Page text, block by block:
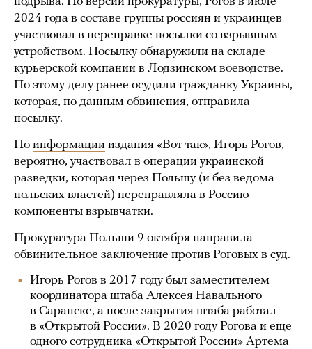
2024 года в составе группы россиян и украинцев
участвовал в переправке посылки со взрывным
устройством. Посылку обнаружили на складе
курьерской компании в Лодзинском воеводстве.
По этому делу ранее осудили гражданку Украины,
которая, по данным обвинения, отправила
посылку.
По информации издания «Вот так», Игорь Рогов,
вероятно, участвовал в операции украинской
разведки, которая через Польшу (и без ведома
польских властей) переправляла в Россию
компоненты взрывчатки.
Прокуратура Польши 9 октября направила
обвинительное заключение против Роговых в суд.
Игорь Рогов в 2017 году был заместителем
координатора штаба Алексея Навального
в Саранске, а после закрытия штаба работал
в «Открытой России». В 2020 году Рогова и еще
одного сотрудника «Открытой России» Артема